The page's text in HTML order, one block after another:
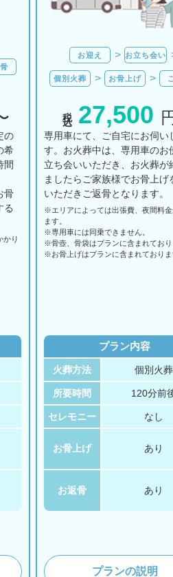
の
希
間
骨
る
かり
お迎え お立ち会い
個別火葬 お骨上げ
27,500
専用車にて、ご自宅にお伺い
す。お火葬中は、専用車のお
立ち会いいただき、お火葬が
ましたらご家族様でお骨上げ
いただきご返骨となります。
※エリアに よっては出張費、夜間料
ます。
※専用車には同乗できません。
※骨壺、骨袋はプランに含まれており
※お骨上げはプランに含まれておりま
プラン内容
火葬方法 個別火葬
所要時間 120分前
セレモニー なし
お骨上げ あり
お返骨 あり
プランの説明